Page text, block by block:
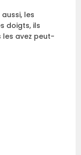
les
doigts, ils
les avez peut-